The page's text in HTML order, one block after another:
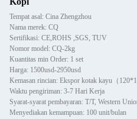
Tempat asal: Cina Zhengzhou
Nama merek: CQ
Sertifikasi: CE,ROHS ,SGS, TUV
Nomor model: CQ-2kg
Kuantitas min Order: 1 set
Harga: 1500usd-2950usd
Kemasan rincian: Ekspor kotak kayu（
Waktu pengiriman: 3-7 Hari Kerja
Syarat-syarat pembayaran: T/T, Western
Menyediakan kemampuan: 100 unit/bulan